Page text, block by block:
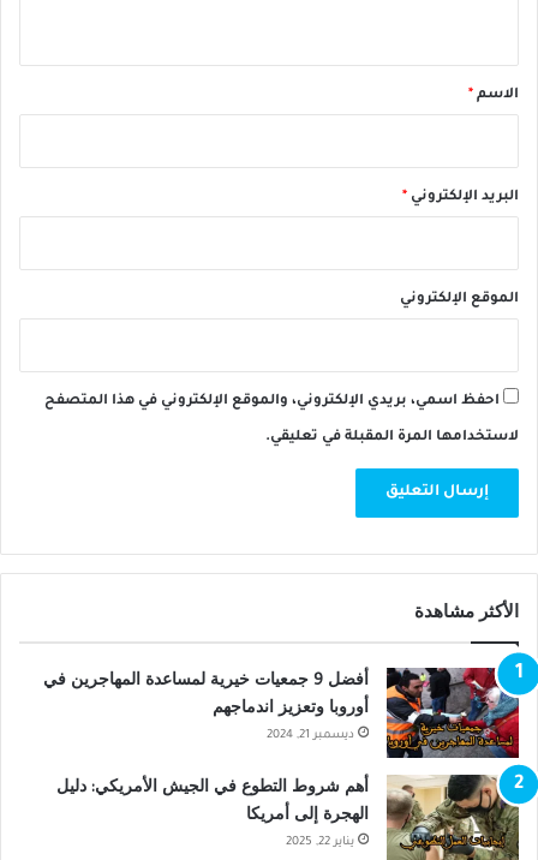
*الاسم *
البريد الإلكتروني *
الموقع الإلكتروني
احفظ اسمي، بريدي الإلكتروني، والموقع الإلكتروني في هذا المتصفح
لاستخدامها المرة المقبلة في تعليقي.
الأكثر مشاهدة
أفضل 9 جمعيات خيرية لمساعدة المهاجرين في
أوروبا وتعزيز اندماجهم
ديسمبر 21, 2024
أهم شروط التطوع في الجيش الأمريكي: دليل
الهجرة إلى أمريكا
يناير 22, 2025